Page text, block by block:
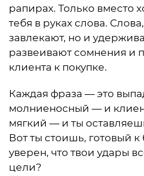
рапирах. Только вместо
тебя в руках слова.
завлекают, но и
развеивают сомнения и
клиента к покупке.
Каждая фраза — это
молниеносный — и
мягкий — и ты
Вот ты стоишь, готовый
уверен, что твои удары
цели?